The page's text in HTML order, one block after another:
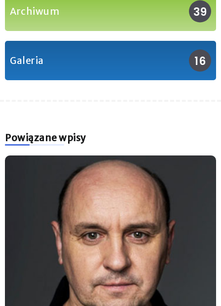
Archiwum 39
Galeria 16
Powiązane wpisy